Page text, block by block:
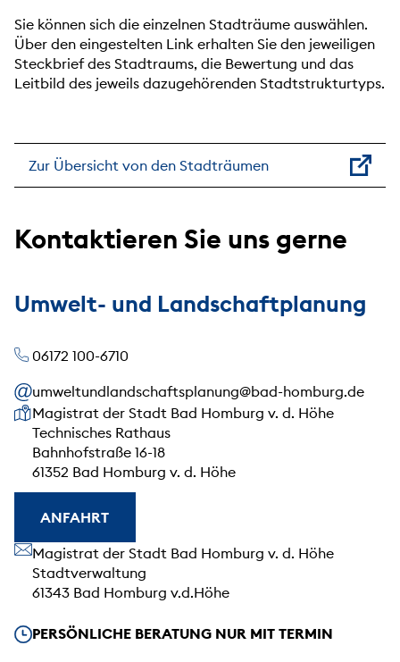
Sie können sich die einzelnen Stadträume auswählen.
Über den eingestelten Link erhalten Sie den jeweiligen
Steckbrief des Stadtraums, die Bewertung und das
Leitbild des jeweils dazugehörenden Stadtstrukturtyps.
Zur Übersicht von den Stadträumen
Kontaktieren Sie uns gerne
Umwelt- und Landschaftplanung
06172 100-6710
umweltundlandschaftsplanung@bad-homburg.de
Unsere Anschrift
Magistrat der Stadt Bad Homburg v. d. Höhe
Technisches Rathaus
Bahnhofstraße 16-18
61352 Bad Homburg v. d. Höhe
ANFAHRT
Unsere Anschrift
Magistrat der Stadt Bad Homburg v. d. Höhe
Stadtverwaltung
61343 Bad Homburg v.d.Höhe
Unsere Öffnungszeiten
PERSÖNLICHE BERATUNG NUR MIT TERMIN